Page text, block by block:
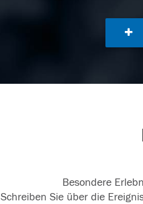
Besondere
Schreiben Sie über die